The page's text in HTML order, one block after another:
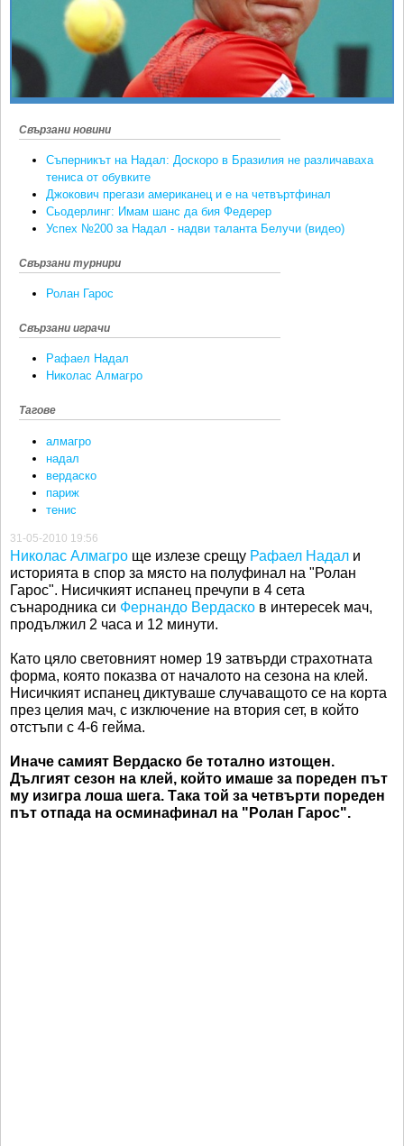
ВИДЕО
ЖЪЛТО
РАКЕТНИ
Любители
Свързани новини
Съперникът на Надал: Доскоро в Бразилия не различаваха
тениса от обувките
Джокович прегази американец и е на четвъртфинал
Сьодерлинг: Имам шанс да бия Федерер
Успех №200 за Надал - надви таланта Белучи (видео)
Свързани турнири
Ролан Гарос
Свързани играчи
Рафаел Надал
Николас Алмагро
Тагове
алмагро
надал
вердаско
париж
тенис
31-05-2010 19:56
Николас Алмагро ще излезе срещу Рафаел Надал и
историята в спор за място на полуфинал на "Ролан
Гарос". Нисичкият испанец пречупи в 4 сета
сънародника си Фернандо Вердаско в интересek мач,
продължил 2 часа и 12 минути.
Като цяло световният номер 19 затвърди страхотната
форма, която показва от началото на сезона на клей.
Нисичкият испанец диктуваше случаващото се на корта
през целия мач, с изключение на втория сет, в който
отстъпи с 4-6 гейма.
Иначе самият Вердаско бе тотално изтощен.
Дългият сезон на клей, който имаше за пореден път
му изигра лоша шега. Така той за четвърти пореден
път отпада на осминафинал на "Ролан Гарос".